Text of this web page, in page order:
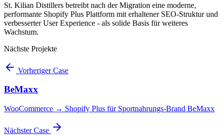
St. Kilian Distillers betreibt nach der Migration eine moderne,
performante Shopify Plus Plattform mit erhaltener SEO-Struktur und
verbesserter User Experience - als solide Basis für weiteres
Wachstum.
Nächste Projekte
Vorheriger Case
BeMaxx
WooCommerce → Shopify Plus für Sportnahrungs-Brand BeMaxx
Nächster Case